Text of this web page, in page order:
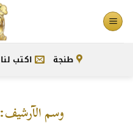
تخطي
للمحتوى
طنجة اكتب لنا
وسم الآرشيف: